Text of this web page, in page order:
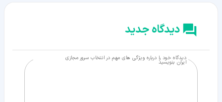
دیدگاه جدید
دیدگاه خود را درباره ویژگی های مهم در انتخاب سرور مجازی
ایران بنویسید